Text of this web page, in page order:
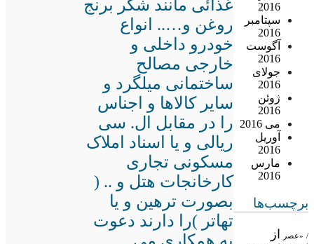
2016
سپتامبر
2016
آگوست
2016
جولای
2016
ژوئن
2016
می 2016
آوریل
2016
مارس
2016
برچسب‌ها
/ «عصر از
غذائی مانند شکر برنج
روغن و….. انواع
خودرو داخلی و
خارجی مصالح
ساختمانی میلگرد و
سایر کالاها و اجناس
را در مقابل ال. سی
ریالی و یا اسناد املاک
مسکونی تجاری
کارخانجات هتل و .. (
بصورت ترهین و یا
تهاتر )را دارند دعوت
به همکاری می